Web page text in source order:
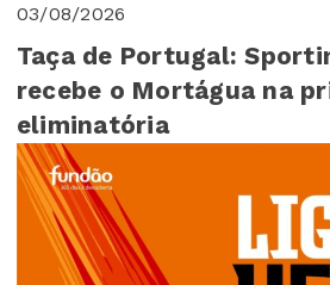
03/08/2026
Taça de Portugal:
recebe o Mortágua na
eliminatória